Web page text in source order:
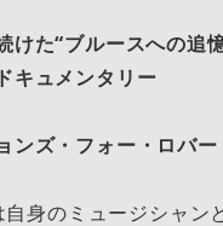
けた“ブルースへの追
キュメンタリー
ンズ・フォー・ロバ
⾝のミュージシャン